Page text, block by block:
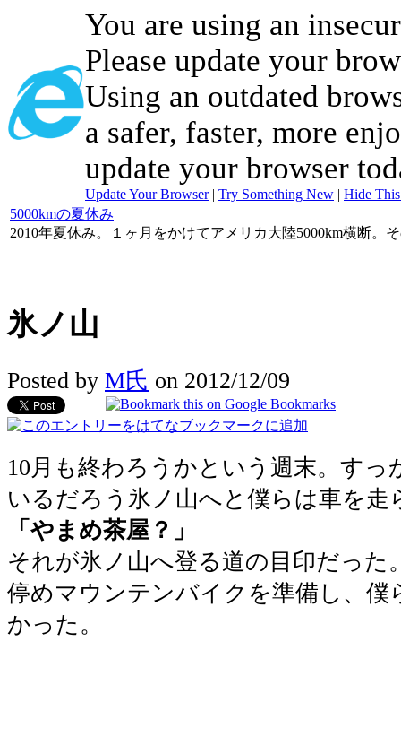
You are using an
Please update your
Using an outdated
a safer, faster, more
update your browser
Update Your Browser| Try Something New | Hide
5000kmの夏休み
2010年夏休み。１ヶ月をかけてアメリカ大陸5000km横断。
氷ノ山
Posted by M氏 on 2012/12/09
10月も終わろうかという週末。すっ
いるだろう氷ノ山へと僕らは車を走
「やまめ茶屋？」
それが氷ノ山へ登る道の目印だった
停めマウンテンバイクを準備し、僕
かった。